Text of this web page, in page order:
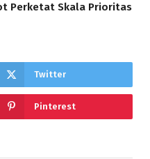
Perketat Skala Prioritas
Twitter
Pinterest